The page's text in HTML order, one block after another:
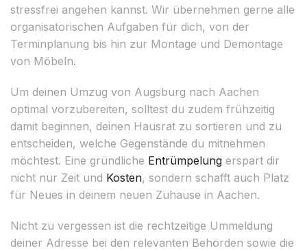
stressfrei angehen kannst. Wir übernehmen gerne alle
organisatorischen Aufgaben für dich, von der
Terminplanung bis hin zur Montage und Demontage
von Möbeln.
Um deinen Umzug von Augsburg nach Aachen
optimal vorzubereiten, solltest du zudem frühzeitig
damit beginnen, deinen Hausrat zu sortieren und zu
entscheiden, welche Gegenstände du mitnehmen
möchtest. Eine gründliche Entrümpelung erspart dir
nicht nur Zeit und Kosten, sondern schafft auch Platz
für Neues in deinem neuen Zuhause in Aachen.
Nicht zu vergessen ist die rechtzeitige Ummeldung
deiner Adresse bei den relevanten Behörden sowie die